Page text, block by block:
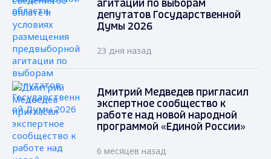
агитации по выборам
депутатов Государственной
Думы 2026
23 дня назад
Дмитрий Медведев пригласил
экспертное сообщество к
работе над новой народной
программой «Единой России»
6 месяцев назад